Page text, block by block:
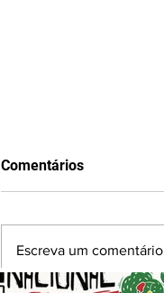
Comentários
Escreva um comentário